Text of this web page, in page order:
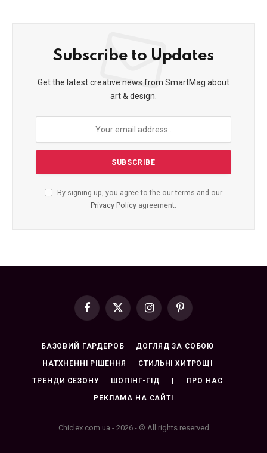
Subscribe to Updates
Get the latest creative news from SmartMag about
art & design.
By signing up, you agree to the our terms and our
Privacy Policy agreement.
Facebook
X
InstagramPinterest
БАЗОВИЙ ГАРДЕРОБ ДОГЛЯД ЗА СОБОЮ
НАТХНЕННІ РІШЕННЯ СТИЛЬНІ ХИТРОЩІ
ТРЕНДИ СЕЗОНУ ШОПІНГ-ГІД | ПРО НАС
РЕКЛАМА НА САЙТІ
Chiclex.com.ua - 2026 - © All rights reserved